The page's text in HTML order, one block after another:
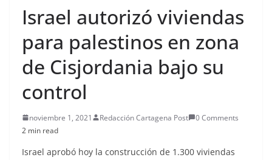
Israel autorizó viviendas
para palestinos en zona
de Cisjordania bajo su
control
noviembre 1, 2021 Redacción Cartagena Post
0 Comments
2 min read
Israel aprobó hoy la construcción de 1.300 viviendas